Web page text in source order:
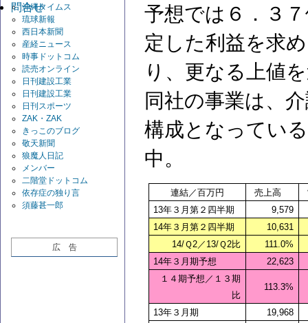
問合せ
沖縄タイムス
琉球新報
西日本新聞
産経ニュース
時事ドットコム
読売オンライン
日刊建設工業
日刊建設工業
日刊スポーツ
ZAK・ZAK
きっこのブログ
敬天新聞
狼魔人日記
メンバー
二階堂ドットコム
依存症の独り言
須藤甚一郎
広 告
予想では６．３
定した利益を求
り、更なる上値
同社の事業は、
構成となってい
中。
連結／百万円 売上高
13年３月第２四半期
9,579
14年３月第２四半期
10,631
14/Ｑ2／13/Ｑ2比
111.0%
14年３月期予想
22,623
１４期予想／１３期
比
113.3%
13年３月期
19,968